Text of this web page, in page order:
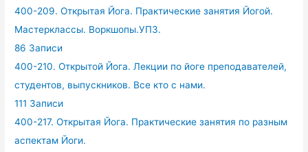
400-209. Открытая Йога. Практические занятия Йогой.
Мастерклассы. Воркшопы.УПЗ.
86 Записи
400-210. Открытой Йога. Лекции по йоге преподавателей,
студентов, выпускников. Все кто с нами.
111 Записи
400-217. Открытая Йога. Практические занятия по разным
аспектам Йоги.